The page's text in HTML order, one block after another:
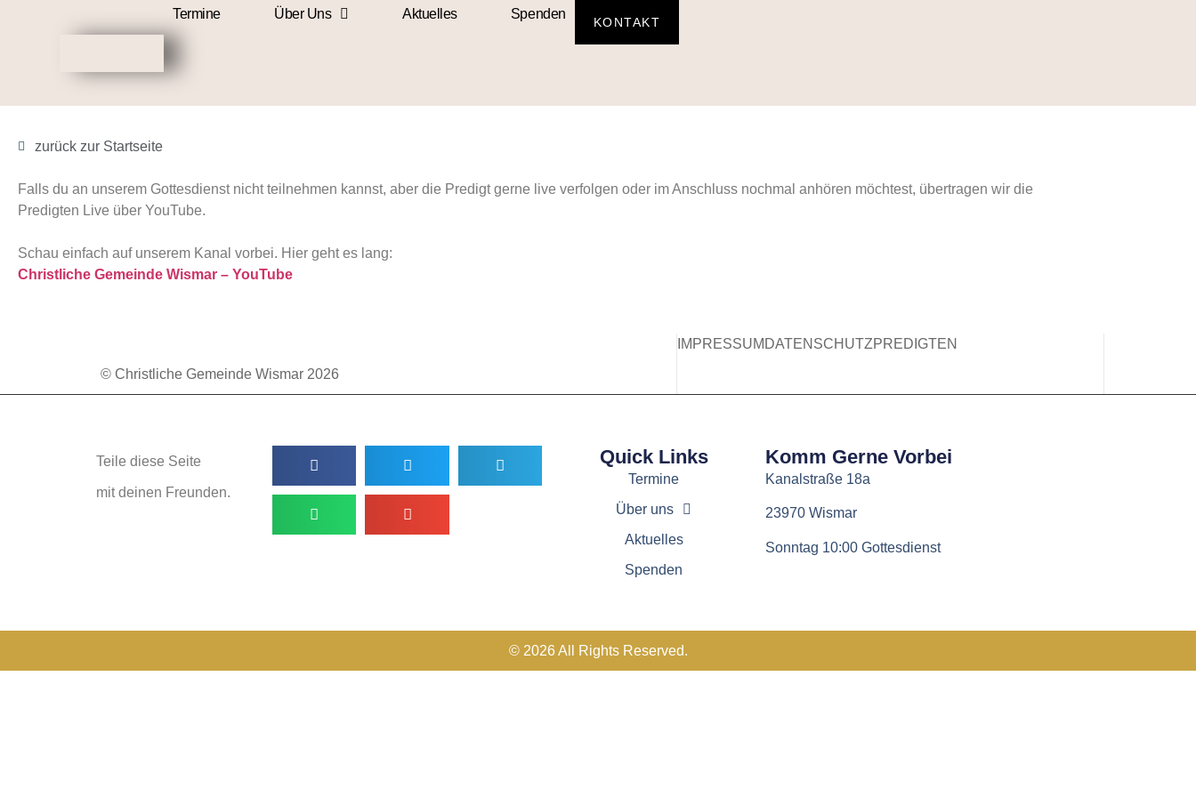
Termine Über Uns Aktuelles Spenden
KONTAKT
zurück zur Startseite
Falls du an unserem Gottesdienst nicht teilnehmen kannst, aber die Predigt gerne live verfolgen oder im Anschluss nochmal anhören möchtest, übertragen wir die
Predigten Live über YouTube.
Schau einfach auf unserem Kanal vorbei. Hier geht es lang:
Christliche Gemeinde Wismar – YouTube
© Christliche Gemeinde Wismar 2026
IMPRESSUM DATENSCHUTZPREDIGTEN
Teile diese Seite
mit deinen Freunden.
Quick Links
Termine
Über uns
Aktuelles
Spenden
Komm Gerne Vorbei
Kanalstraße 18a
23970 Wismar
Sonntag 10:00 Gottesdienst
© 2026 All Rights Reserved.